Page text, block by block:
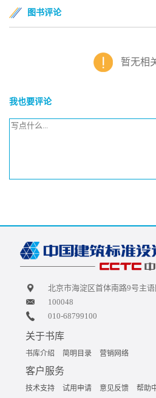
图书评论
暂无相
我也要评论
北京市海淀区首体南路9号主
100048
010-68799100
关于书库
书库介绍 简明目录 营销网络
客户服务
技术支持 试用申请 意见反馈 帮助